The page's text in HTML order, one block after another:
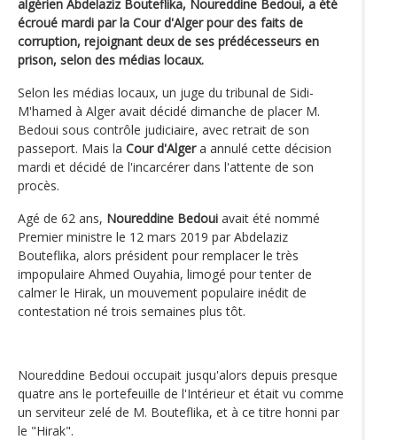
algérien Abdelaziz Bouteflika, Noureddine Bedoui, a été
écroué mardi par la Cour d'Alger pour des faits de
corruption, rejoignant deux de ses prédécesseurs en
prison, selon des médias locaux.
Selon les médias locaux, un juge du tribunal de Sidi-
M'hamed à Alger avait décidé dimanche de placer M.
Bedoui sous contrôle judiciaire, avec retrait de son
passeport. Mais la Cour d'Algera annulé cette décision
mardi et décidé de l'incarcérer dans l'attente de son
procès.
Agé de 62 ans, Noureddine Bedoui avait été nommé
Premier ministre le 12 mars 2019 par Abdelaziz
Bouteflika, alors président pour remplacer le très
impopulaire Ahmed Ouyahia, limogé pour tenter de
calmer le Hirak, un mouvement populaire inédit de
contestation né trois semaines plus tôt.
Noureddine Bedoui occupait jusqu'alors depuis presque
quatre ans le portefeuille de l'Intérieur et était vu comme
un serviteur zelé de M. Bouteflika, et à ce titre honni par
le "Hirak".